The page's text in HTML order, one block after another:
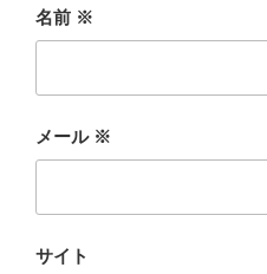
名前 ※
メール ※
サイト